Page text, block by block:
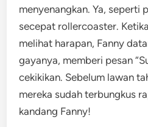
menyenangkan. Ya, seperti
secepat rollercoaster.
melihat harapan, Fanny
gayanya, memberi pesan
cekikikan. Sebelum lawan
mereka sudah terbungkus
kandang Fanny!